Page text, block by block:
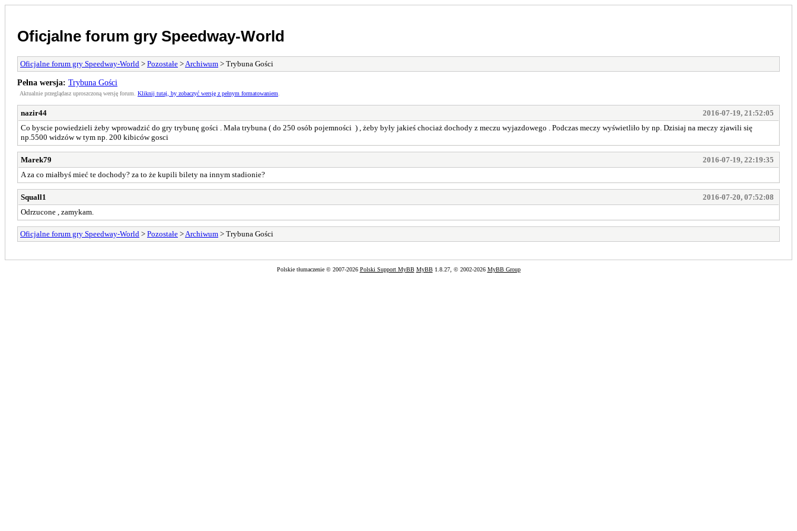
Oficjalne forum gry Speedway-World
Oficjalne forum gry Speedway-World > Pozostałe > Archiwum > Trybuna Gości
Pełna wersja: Trybuna Gości
Aktualnie przeglądasz uproszczoną wersję forum. Kliknij tutaj, by zobaczyć wersję z pełnym formatowaniem
nazir44
2016-07-19, 21:52:05
Co byscie powiedzieli żeby wprowadzić do gry trybunę gości . Mała trybuna ( do 250 osób pojemności ) , żeby były jakieś chociaż dochody z meczu wyjazdowego . Podczas meczy wyświetliło by np. Dzisiaj na meczy zjawili się
np.5500 widzów w tym np. 200 kibiców gosci
Marek79
2016-07-19, 22:19:35
A za co miałbyś mieć te dochody? za to że kupili bilety na innym stadionie?
Squall1
2016-07-20, 07:52:08
Odrzucone , zamykam.
Oficjalne forum gry Speedway-World > Pozostałe > Archiwum > Trybuna Gości
Polskie tłumaczenie © 2007-2026 Polski Support MyBB MyBB1.8.27, © 2002-2026 MyBB Group